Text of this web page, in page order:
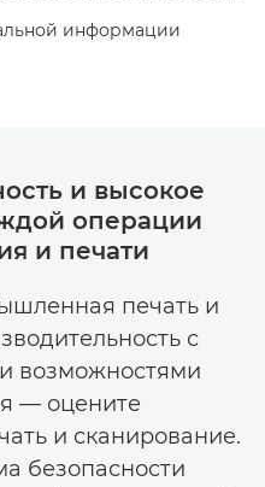
информации
и высокое
операции
и печати
печать и
с
возможностями
— оцените
и сканирование.
безопасности